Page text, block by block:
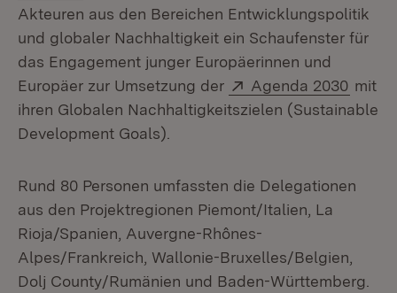
Akteuren aus den Bereichen Entwicklungspolitik
und globaler Nachhaltigkeit ein Schaufenster für
das Engagement junger Europäerinnen und
Europäer zur Umsetzung der
Extern:
Agenda 2030 mit
ihren Globalen Nachhaltigkeitszielen (Sustainable
Development Goals).
Rund 80 Personen umfassten die Delegationen
aus den Projektregionen Piemont/Italien, La
Rioja/Spanien, Auvergne-Rhônes-
Alpes/Frankreich, Wallonie-Bruxelles/Belgien,
Dolj County/Rumänien und Baden-Württemberg.